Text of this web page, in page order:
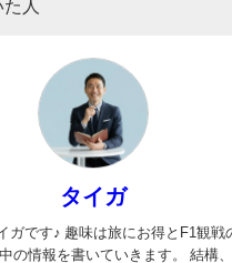
人
タイガ
ガです♪ 趣味は旅にお得とF1観戦
の情報を書いていきます。 結構